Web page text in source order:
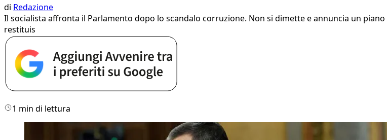
di Redazione
Il socialista affronta il Parlamento dopo lo scandalo corruzione. Non si dimette e annuncia un
restituis
1 min di lettura